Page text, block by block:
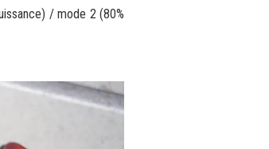
/ mode 2 (80%